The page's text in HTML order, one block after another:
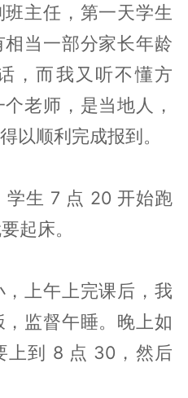
主任，第一天学生
当一部分家长年龄
，而我又听不懂方
老师，是当地人，
以顺利完成报到。
学生 7 点 20 开始跑
起床。
上午上完课后，我
监督午睡。晚上如
上到 8 点 30，然后